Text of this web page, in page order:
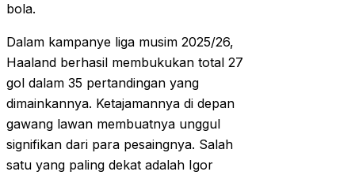
bola.
Dalam kampanye liga musim 2025/26,
Haaland berhasil membukukan total 27
gol dalam 35 pertandingan yang
dimainkannya. Ketajamannya di depan
gawang lawan membuatnya unggul
signifikan dari para pesaingnya. Salah
satu yang paling dekat adalah Igor